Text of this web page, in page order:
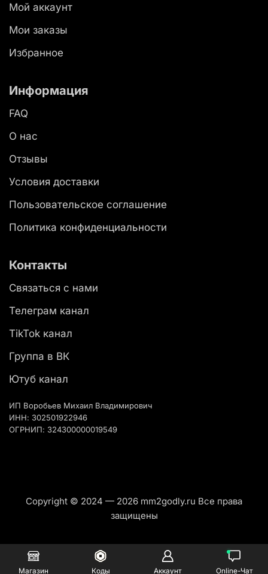
Магазин Коды Аккаунт Online-Чат
Мой аккаунт
Мои заказы
Избранное
Информация
FAQ
О нас
Отзывы
Условия доставки
Пользовательское соглашение
Политика конфиденциальности
Контакты
Связаться с нами
Телеграм канал
TikTok канал
Группа в ВК
Ютуб канал
ИП Воробьев Михаил Владимирович
ИНН: 302501922946
ОГРНИП: 324300000019549
Copyright © 2024 — 2026 mm2godly.ru Все права
защищены